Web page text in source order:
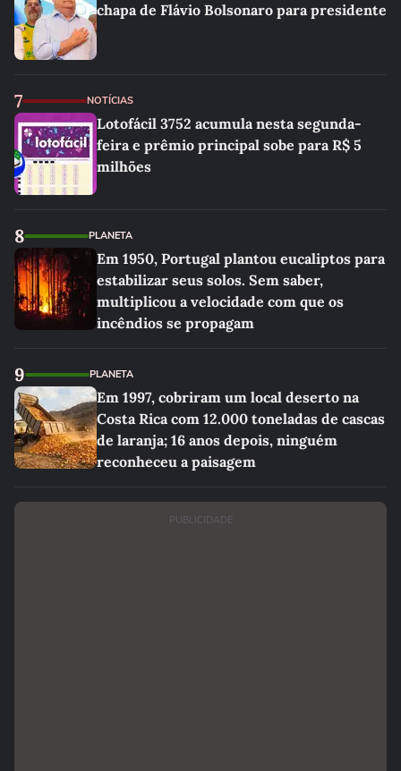
chapa de Flávio Bolsonaro para presidente
7 NOTÍCIAS
Lotofácil 3752 acumula nesta segunda-
feira e prêmio principal sobe para R$ 5
milhões
8 PLANETA
Em 1950, Portugal plantou eucaliptos para
estabilizar seus solos. Sem saber,
multiplicou a velocidade com que os
incêndios se propagam
9 PLANETA
Em 1997, cobriram um local deserto na
Costa Rica com 12.000 toneladas de cascas
de laranja; 16 anos depois, ninguém
reconheceu a paisagem
PUBLICIDADE